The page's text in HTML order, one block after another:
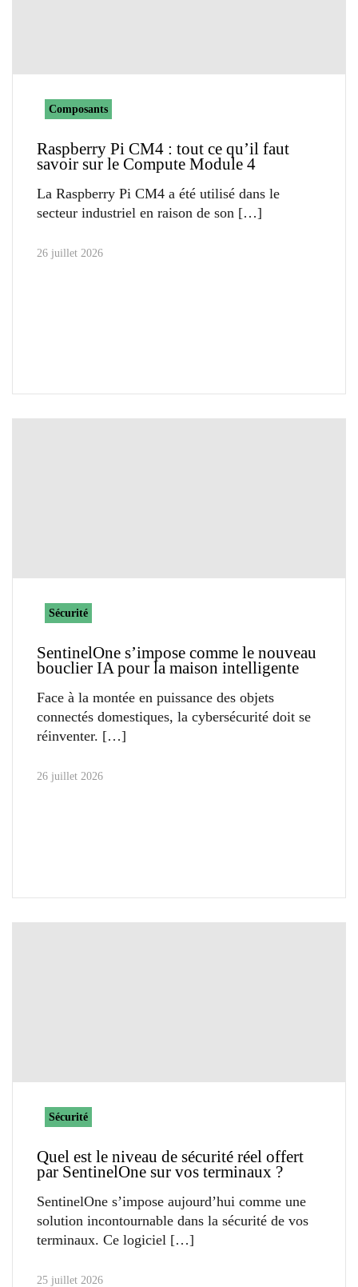
Composants
Raspberry Pi CM4 : tout ce qu’il faut
savoir sur le Compute Module 4
La Raspberry Pi CM4 a été utilisé dans le
secteur industriel en raison de son
26 juillet 2026
Sécurité
SentinelOne s’impose comme le nouveau
bouclier IA pour la maison intelligente
Face à la montée en puissance des objets
connectés domestiques, la cybersécurité doit se
réinventer.
26 juillet 2026
Sécurité
Quel est le niveau de sécurité réel offert
par SentinelOne sur vos terminaux ?
SentinelOne s’impose aujourd’hui comme une
solution incontournable dans la sécurité de vos
terminaux. Ce logiciel
25 juillet 2026